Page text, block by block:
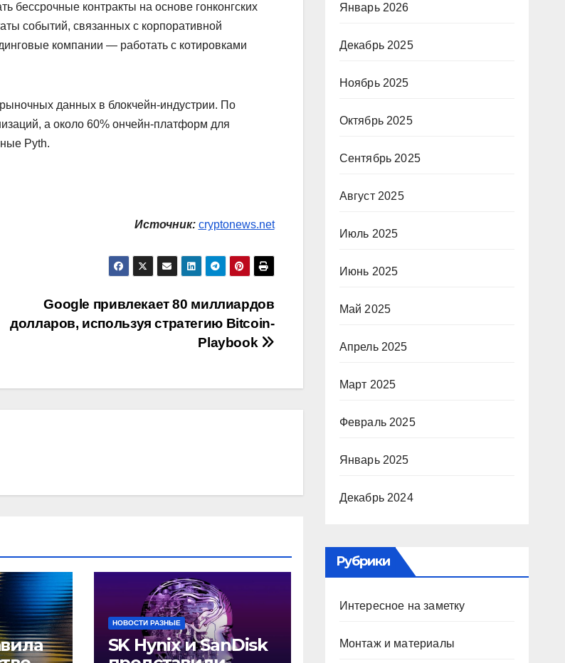
бессрочные контракты на основе гонконгских
событий, связанных с корпоративной
компании — работать с котировками
данных в блокчейн-индустрии. По
а около 60% ончейн-платформ для
Pyth.
Источник: cryptonews.net
Google привлекает 80 миллиардов
долларов, используя стратегию Bitcoin-
Playbook
НОВОСТИ РАЗНЫЕ
SK Hynix и SanDisk
Январь 2026
Декабрь 2025
Ноябрь 2025
Октябрь 2025
Сентябрь 2025
Август 2025
Июль 2025
Июнь 2025
Май 2025
Апрель 2025
Март 2025
Февраль 2025
Январь 2025
Декабрь 2024
Рубрики
Интересное на заметку
Монтаж и материалы